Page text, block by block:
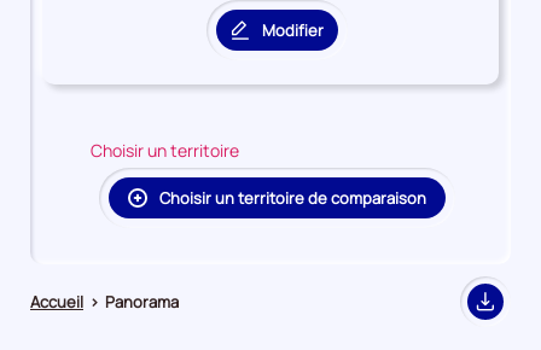
Modifier
le
principal
Choisir un territoire
Choisir un territoire de comparaison
Accueil > Panorama Export